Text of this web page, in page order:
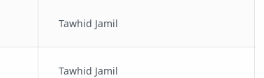
Tawhid Jamil
Tawhid Jamil